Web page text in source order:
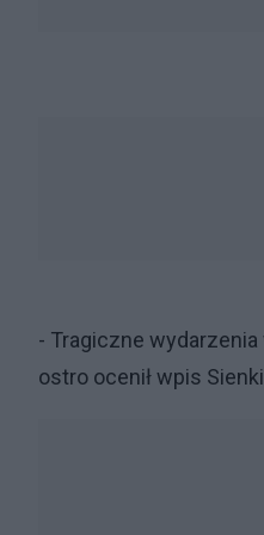
- Tragiczne wydarzenia
ostro ocenił wpis